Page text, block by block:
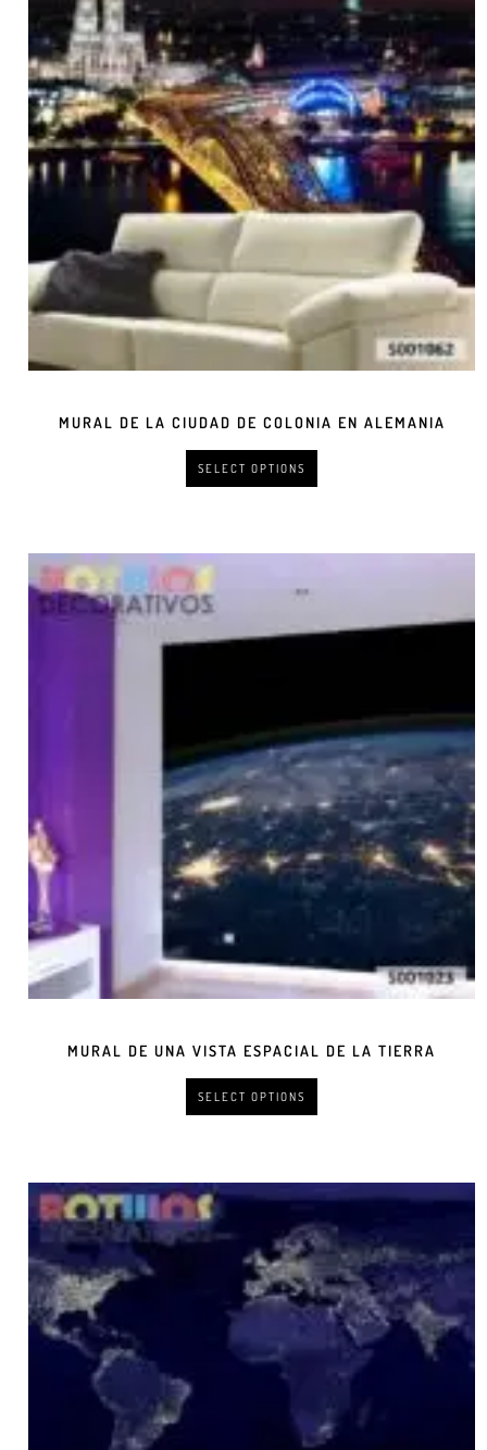
MURAL DE LA CIUDAD DE COLONIA EN ALEMANIA
SELECT OPTIONS
MURAL DE UNA VISTA ESPACIAL DE LA TIERRA
SELECT OPTIONS